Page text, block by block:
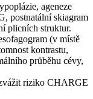
ageneze
postnatální skiagram
plicních struktur.
(v místě
kontrastu,
průběhu cévy,
riziko CHARGE